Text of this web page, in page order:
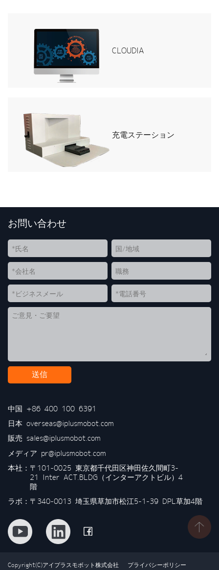
CLOUDIA
充電ステーション
お問い合わせ
送信
中国 +86 400 100 6391
日本 overseas@iplusmobot.com
販売 sales@iplusmobot.com
メディア pr@iplusmobot.com
本社： 〒101-0025 東京都千代田区神田佐久間町3-
21 Inter ACT.BLDG（インターアクトビル）4
階
ラボ：〒340-0013 埼玉県草加市松江5-1-39 DPL草加4階
Copyright(C)アイプラスモボット株式会社 プライバシーポリシー